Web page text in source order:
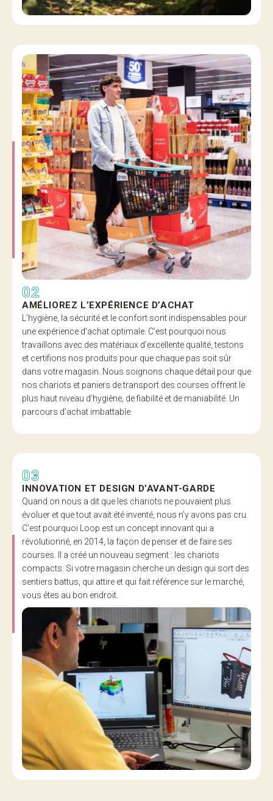
02
AMÉLIOREZ L’EXPÉRIENCE D’ACHAT
L’hygiène, la sécurité et le confort sont indispensables pour
une expérience d’achat optimale. C’est pourquoi nous
travaillons avec des matériaux d’excellente qualité, testons
et certifions nos produits pour que chaque pas soit sûr
dans votre magasin. Nous soignons chaque détail pour que
nos chariots et paniers de transport des courses offrent le
plus haut niveau d’hygiène, de fiabilité et de maniabilité. Un
parcours d’achat imbattable.
03
INNOVATION ET DESIGN D’AVANT-GARDE
Quand on nous a dit que les chariots ne pouvaient plus
évoluer et que tout avait été inventé, nous n’y avons pas cru.
C’est pourquoi Loop est un concept innovant qui a
révolutionné, en 2014, la façon de penser et de faire ses
courses. Il a créé un nouveau segment : les chariots
compacts. Si votre magasin cherche un design qui sort des
sentiers battus, qui attire et qui fait référence sur le marché,
vous êtes au bon endroit.